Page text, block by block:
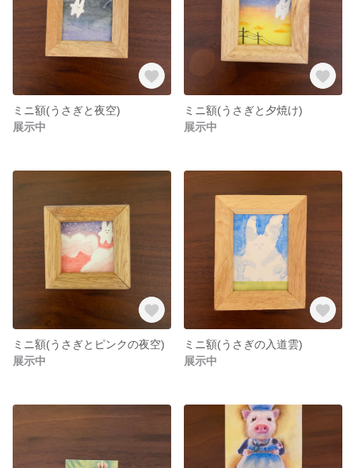
ミニ額(うさぎと夜空)
展示中
ミニ額(うさぎと夕焼け)
展示中
ミニ額(うさぎとピンクの夜空)
展示中
ミニ額(うさぎの入道雲)
展示中